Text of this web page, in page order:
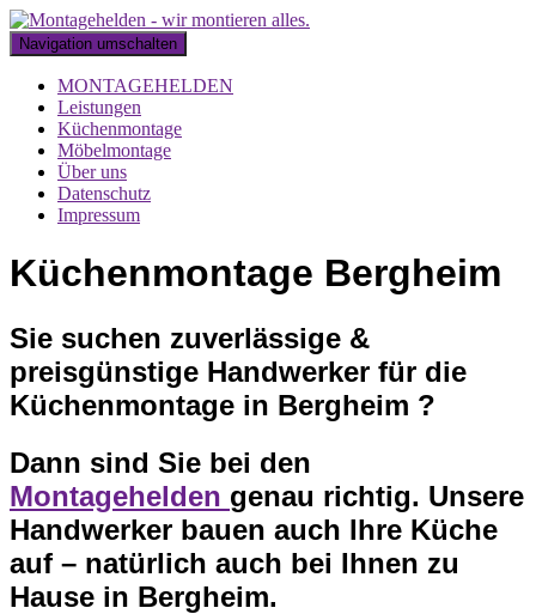
Navigation umschalten
MONTAGEHELDEN
Leistungen
Küchenmontage
Möbelmontage
Über uns
Datenschutz
Impressum
Küchenmontage Bergheim
Sie suchen zuverlässige &
preisgünstige Handwerker für die
Küchenmontage in Bergheim ?
Dann sind Sie bei den
Montagehelden genau richtig. Unsere
Handwerker bauen auch Ihre Küche
auf – natürlich auch bei Ihnen zu
Hause in Bergheim.